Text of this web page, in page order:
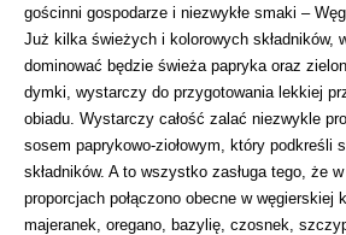
gościnni gospodarze i niezwykłe smaki –
Już kilka świeżych i kolorowych składników,
dominować będzie świeża papryka oraz
dymki, wystarczy do przygotowania lekkiej
obiadu. Wystarczy całość zalać niezwykle
sosem paprykowo-ziołowym, który podkreśli
składników. A to wszystko zasługa tego, że
proporcjach połączono obecne w węgierskiej
majeranek, oregano, bazylię, czosnek,